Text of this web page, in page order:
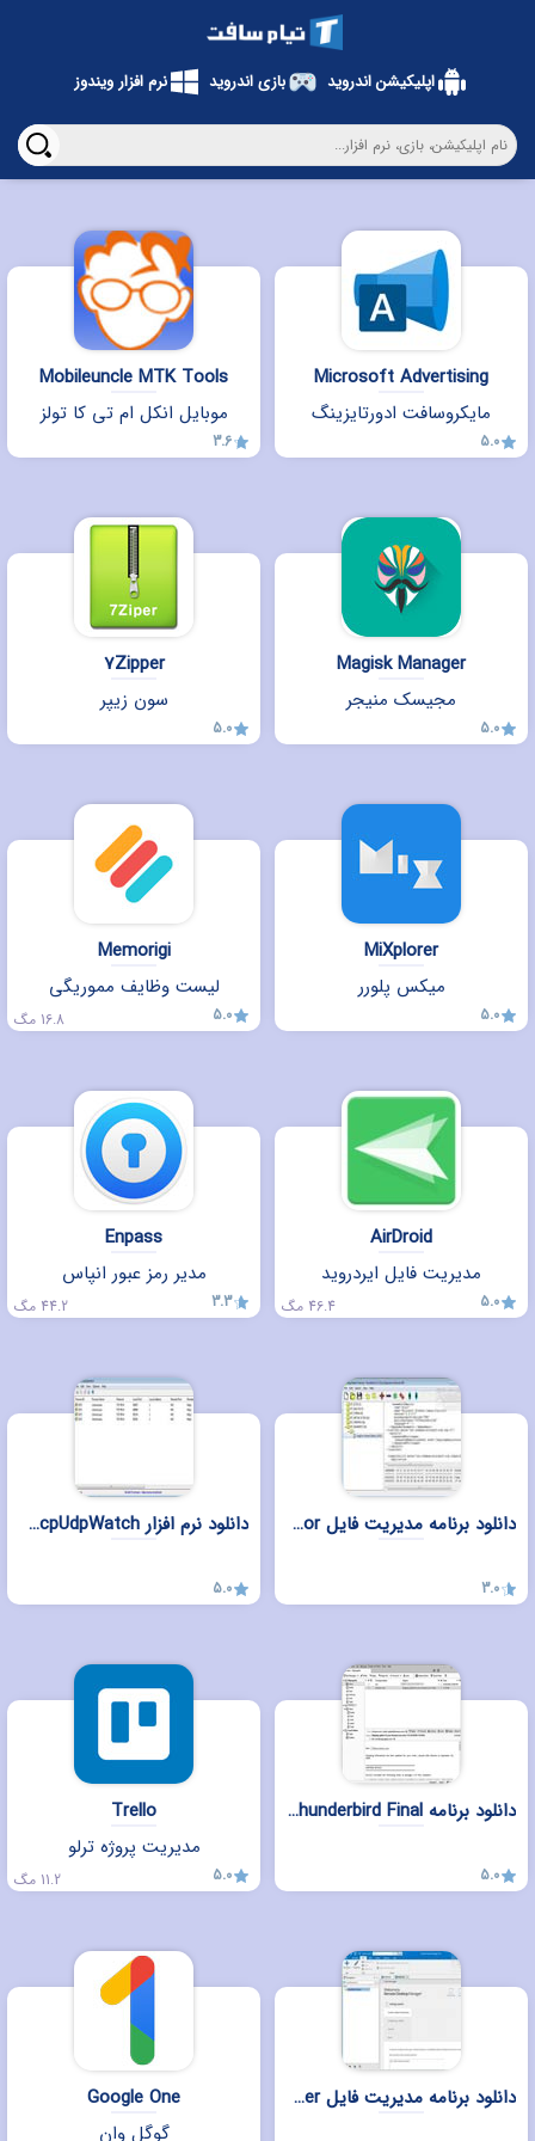
Microsoft Advertising
مایکروسافت ادورتایزینگ
5.0
Mobileuncle MTK Tools
موبایل انکل ام تی کا تولز
3.6
Magisk Manager
مجیسک منیجر
5.0
7Zipper
سون زیپر
5.0
MiXplorer
میکس پلورر
5.0
Memorigi
لیست وظایف مموریگی
5.0 16.8 مگ
AirDroid
مدیریت فایل ایردروید
5.0 46.4 مگ
Enpass
مدیر رمز عبور انپاس
3.3 44.2 مگ
دانلود برنامه مدیریت فایل RisohEditor برای ویندوز
3.0
دانلود نرم افزار LiveTcpUdpWatch برای ویندوز
5.0
دانلود برنامه Mozilla Thunderbird Final برای ویندوز
5.0
Trello
مدیریت پروژه ترلو
5.0 11.2 مگ
دانلود برنامه مدیریت فایل Remote Desktop Manager برای ویندوز
Google One
گوگل وان
اپلیکیشن اندروید بازی اندروید نرم افزار ویندوز